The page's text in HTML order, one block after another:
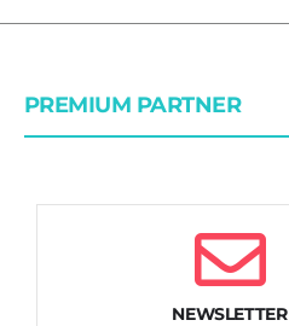
PREMIUM PARTNER
NEWSLETTER